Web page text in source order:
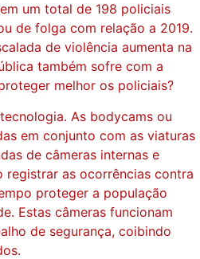
um total de 198 policiais
de folga com relação a 2019.
de violência aumenta na
também sofre com a
melhor os policiais?
As bodycams ou
em conjunto com as viaturas
de câmeras internas e
as ocorrências contra
proteger a população
Estas câmeras funcionam
de segurança, coibindo